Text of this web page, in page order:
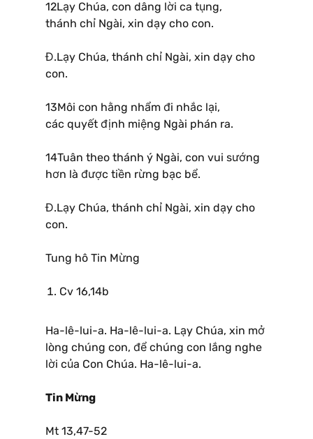
12Lạy Chúa, con dâng lời ca tụng,
thánh chỉ Ngài, xin dạy cho con.
Đ.Lạy Chúa, thánh chỉ Ngài, xin dạy cho
con.
13Môi con hằng nhẩm đi nhắc lại,
các quyết định miệng Ngài phán ra.
14Tuân theo thánh ý Ngài, con vui sướng
hơn là được tiền rừng bạc bể.
Đ.Lạy Chúa, thánh chỉ Ngài, xin dạy cho
con.
Tung hô Tin Mừng
Cv 16,14b
Ha-lê-lui-a. Ha-lê-lui-a. Lạy Chúa, xin mở
lòng chúng con, để chúng con lắng nghe
lời của Con Chúa. Ha-lê-lui-a.
Tin Mừng
Mt 13,47-52